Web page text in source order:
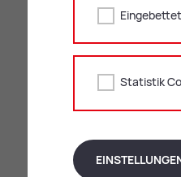
Statistik